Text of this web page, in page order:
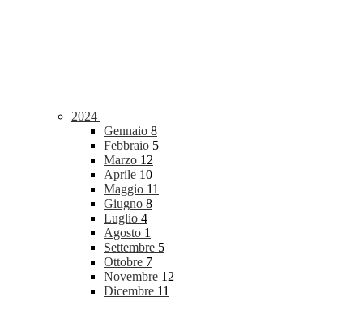
2024
Gennaio 8
Febbraio 5
Marzo 12
Aprile 10
Maggio 11
Giugno 8
Luglio 4
Agosto 1
Settembre 5
Ottobre 7
Novembre 12
Dicembre 11